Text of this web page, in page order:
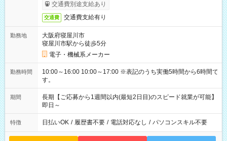
交通費別途支給あり
交通費 交通費支給有り
勤務地
大阪府寝屋川市
寝屋川市駅から徒歩5分
電子・機械系メーカー
勤務時間
10:00～16:00 10:00～17:00 ※表記のうち実働5時間から6時間で
す。
期間
長期【ご応募から1週間以内(最短2日目)のスピード就業が可能】
即日～
特徴 日払いOK / 履歴書不要 / 電話対応なし / パソコンスキル不要